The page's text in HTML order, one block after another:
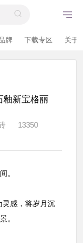
牌 下载专区 关于
釉新宝格丽
13350
。
灵感，将岁月沉
。